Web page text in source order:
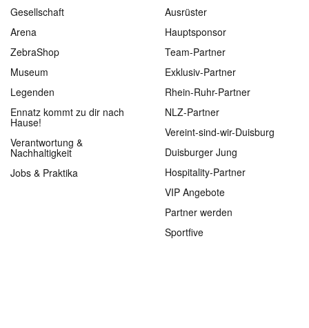
Gesellschaft
Arena
ZebraShop
Museum
Legenden
Ennatz kommt zu dir nach
Hause!
Verantwortung &
Nachhaltigkeit
Jobs & Praktika
Ausrüster
Hauptsponsor
Team-Partner
Exklusiv-Partner
Rhein-Ruhr-Partner
NLZ-Partner
Vereint-sind-wir-Duisburg
Duisburger Jung
Hospitality-Partner
VIP Angebote
Partner werden
Sportfive